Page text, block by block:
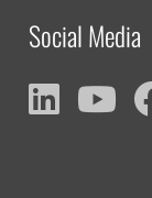
Social Media